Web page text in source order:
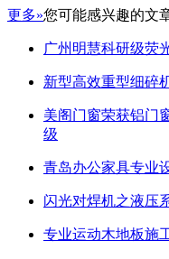
更多»您可能感兴趣的文
广州明慧科研级荧
新型高效重型细碎
美阁门窗荣获铝门
级
青岛办公家具专业
闪光对焊机之液压
专业运动木地板施